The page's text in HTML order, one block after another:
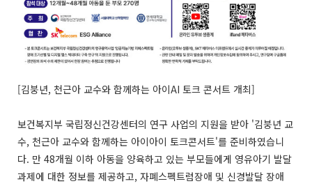
[김붕년, 천근아 교수와 함께하는 아이AI 토크 콘서트 개최]
보건복지부 국립정신건강센터의 연구 사업의 지원을 받아 '김붕년 교
수, 천근아 교수와 함께하는 아이아이 토크콘서트'를 준비하였습니
다. 만 48개월 이하 아동을 양육하고 있는 부모들에게 영유아기 발달
과제에 대한 정보를 제공하고, 자폐스펙트럼장애 및 신경발달 장애